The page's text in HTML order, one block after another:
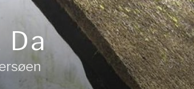
Da